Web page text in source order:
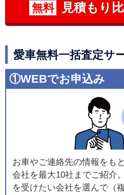
無料 見積もり
愛車無料一括査定サ
①WEBでお申込み
お車やご連絡先の情報をも
会社を最大10社までご紹介
を受けたい会社を選んで（